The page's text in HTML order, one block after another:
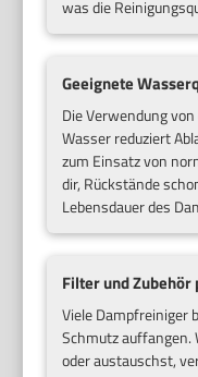
was die
Geeignete
Die Verwendung
Wasser reduziert
zum Einsatz von
dir, Rückstände
Lebensdauer des
Filter und Zubehör
Viele Dampfreiniger
Schmutz auffangen.
oder austauschst,